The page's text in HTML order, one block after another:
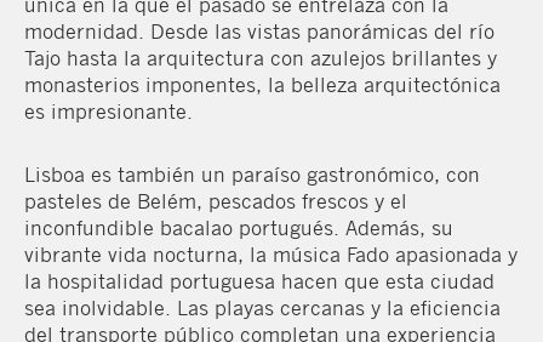
modernidad. Desde las vistas panorámicas del río
Tajo hasta la arquitectura con azulejos brillantes y
monasterios imponentes, la belleza arquitectónica
es impresionante.
Lisboa es también un paraíso gastronómico, con
pasteles de Belém, pescados frescos y el
inconfundible bacalao portugués. Además, su
vibrante vida nocturna, la música Fado apasionada y
la hospitalidad portuguesa hacen que esta ciudad
sea inolvidable. Las playas cercanas y la eficiencia
del transporte público completan una experiencia